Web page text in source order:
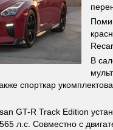
В
спорткар
GT-R Track Edition
л.с. Совместно с